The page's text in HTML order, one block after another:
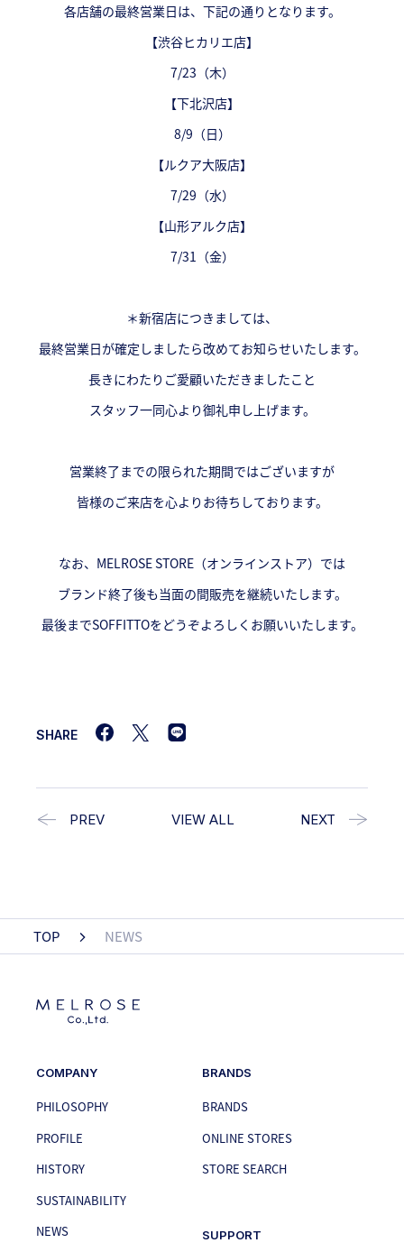
各店舗の最終営業日は、下記の通りとなります。
【渋谷ヒカリエ店】
7/23（木）
【下北沢店】
8/9（日）
【ルクア大阪店】
7/29（水）
【山形アルク店】
7/31（金）
＊新宿店につきましては、
最終営業日が確定しましたら改めてお知らせいたします。
長きにわたりご愛顧いただきましたこと
スタッフ一同心より御礼申し上げます。
営業終了までの限られた期間ではございますが
皆様のご来店を心よりお待ちしております。
なお、MELROSE STORE（オンラインストア）では
ブランド終了後も当面の間販売を継続いたします。
最後までSOFFITTOをどうぞよろしくお願いいたします。
SHARE
PREV VIEW ALL NEXT
TOP NEWS
COMPANY
PHILOSOPHY
PROFILE
HISTORY
SUSTAINABILITY
NEWS
BRANDS
BRANDS
ONLINE STORES
STORE SEARCH
SUPPORT